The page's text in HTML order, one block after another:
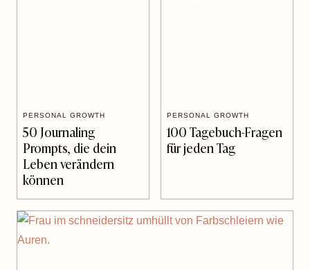
PERSONAL GROWTH
50 Journaling
Prompts, die dein
Leben verändern
können
PERSONAL GROWTH
100 Tagebuch-Fragen
für jeden Tag